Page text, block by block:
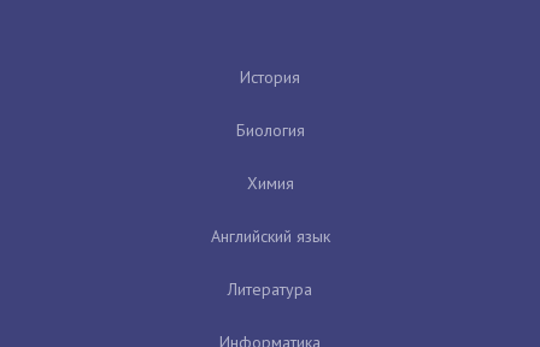
История
Биология
Химия
Английский язык
Литература
Информатика